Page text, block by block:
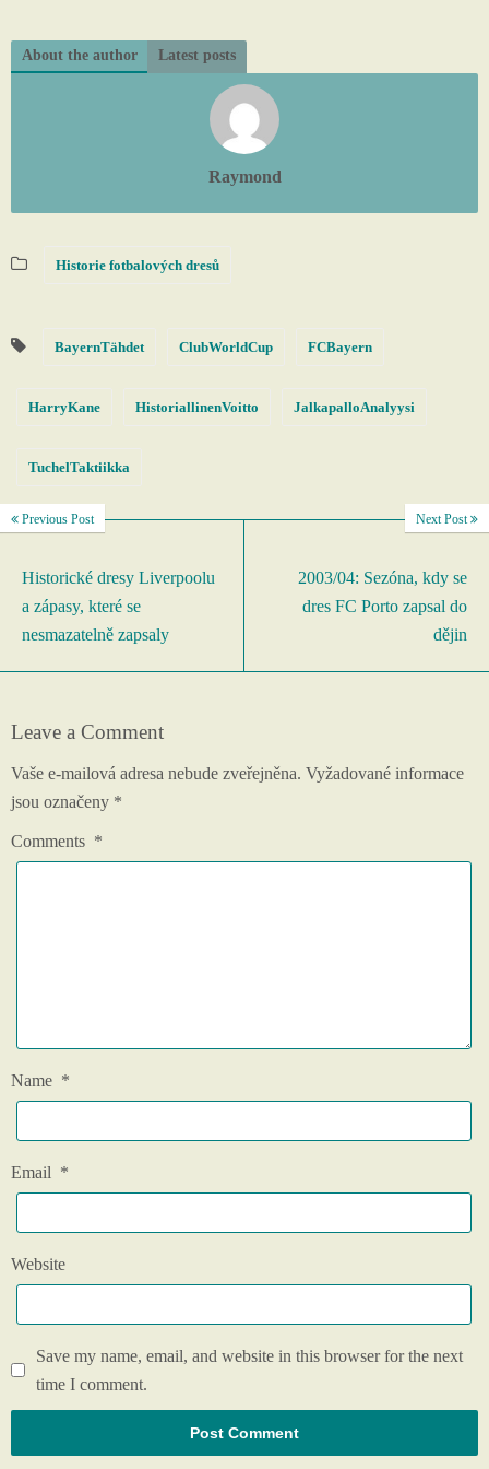
About the author Latest posts
Raymond
Historie fotbalových dresů
BayernTähdet ClubWorldCup FCBayern
HarryKane HistoriallinenVoitto JalkapalloAnalyysi
TuchelTaktiikka
Previous Post
Historické dresy Liverpoolu
a zápasy, které se
nesmazatelně zapsaly
Next Post
2003/04: Sezóna, kdy se
dres FC Porto zapsal do
dějin
Leave a Comment
Vaše e-mailová adresa nebude zveřejněna. Vyžadované informace
jsou označeny *
Comments *
Name *
Email *
Website
Save my name, email, and website in this browser for the next
time I comment.